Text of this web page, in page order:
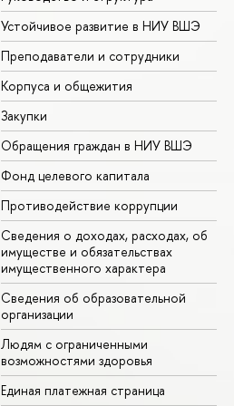
Устойчивое развитие в НИУ ВШЭ
Преподаватели и сотрудники
Корпуса и общежития
Закупки
Обращения граждан в НИУ ВШЭ
Фонд целевого капитала
Противодействие коррупции
Сведения о доходах, расходах, об
имуществе и обязательствах
имущественного характера
Сведения об образовательной
организации
Людям с ограниченными
возможностями здоровья
Единая платежная страница